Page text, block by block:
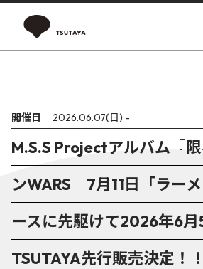
開催日 2026.06.07(日) -
M.S.S Projectアルバム『
ンWARS』7月11日「ラー
ースに先駆けて2026年6月
TSUTAYA先行販売決定！